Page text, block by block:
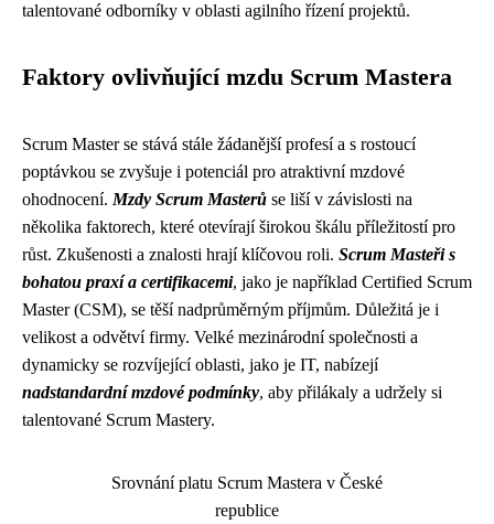
talentované odborníky v oblasti agilního řízení projektů.
Faktory ovlivňující mzdu Scrum Mastera
Scrum Master se stává stále žádanější profesí a s rostoucí
poptávkou se zvyšuje i potenciál pro atraktivní mzdové
ohodnocení. Mzdy Scrum Masterů se liší v závislosti na
několika faktorech, které otevírají širokou škálu příležitostí pro
růst. Zkušenosti a znalosti hrají klíčovou roli. Scrum Masteři s
bohatou praxí a certifikacemi, jako je například Certified Scrum
Master (CSM), se těší nadprůměrným příjmům. Důležitá je i
velikost a odvětví firmy. Velké mezinárodní společnosti a
dynamicky se rozvíjející oblasti, jako je IT, nabízejí
nadstandardní mzdové podmínky, aby přilákaly a udržely si
talentované Scrum Mastery.
Srovnání platu Scrum Mastera v České
republice